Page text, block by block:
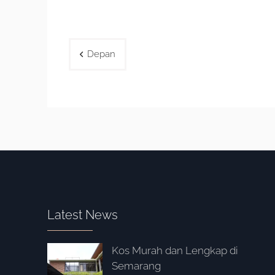
Post
Depan
Latest News
Kos Murah dan Lengkap di
Semarang